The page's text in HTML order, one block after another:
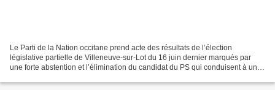
Le Parti de la Nation occitane prend acte des résultats de l’élection
législative partielle de Villeneuve-sur-Lot du 16 juin dernier marqués par
une forte abstention et l’élimination du candidat du PS qui conduisent à un